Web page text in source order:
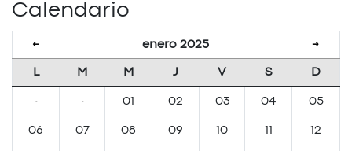
Calendario
← enero 2025 →
L M M J V S D
· · 01 02 03 04 05
06 07 08 09 10 11 12